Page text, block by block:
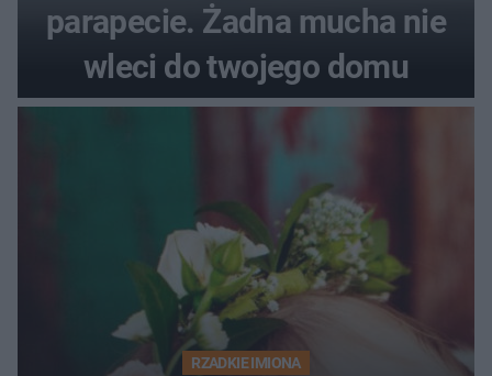
parapecie. Żadna mucha nie
wleci do twojego domu
RZADKIE IMIONA